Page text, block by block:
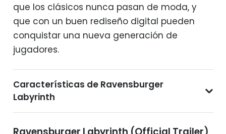
que los clásicos nunca pasan de moda, y
que con un buen rediseño digital pueden
conquistar una nueva generación de
jugadores.
Características de Ravensburger
Labyrinth